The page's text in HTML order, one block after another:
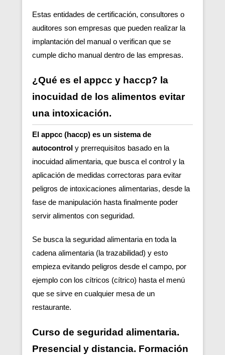
Estas entidades de certificación, consultores o
auditores son empresas que pueden realizar la
implantación del manual o verifican que se
cumple dicho manual dentro de las empresas.
¿Qué es el appcc y haccp? la
inocuidad de los alimentos evitar
una intoxicación.
El appcc (haccp) es un sistema de
autocontrol y prerrequisitos basado en la
inocuidad alimentaria, que busca el control y la
aplicación de medidas correctoras para evitar
peligros de intoxicaciones alimentarias, desde la
fase de manipulación hasta finalmente poder
servir alimentos con seguridad.
Se busca la seguridad alimentaria en toda la
cadena alimentaria (la trazabilidad) y esto
empieza evitando peligros desde el campo, por
ejemplo con los cítricos (cítrico) hasta el menú
que se sirve en cualquier mesa de un
restaurante.
Curso de seguridad alimentaria.
Presencial y distancia. Formación